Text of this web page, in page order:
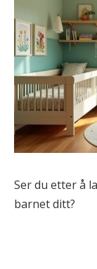
Ser du etter å
barnet ditt?